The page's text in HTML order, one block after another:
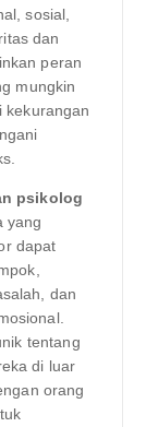
sosial,
dan
peran
mungkin
kekurangan
psikolog
yang
dapat
dan
tentang
di luar
orang